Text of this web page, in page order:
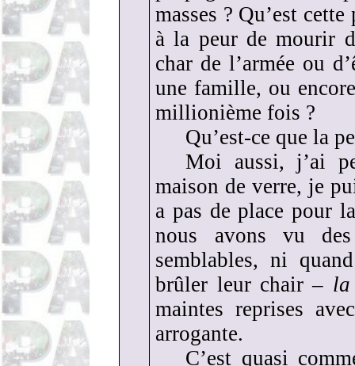
masses ? Qu’est
à la peur de mourir
char de l’armée ou
une famille, ou
millionième fois ?
Qu’est-ce que la
Moi aussi, j’ai
maison de verre, je
a pas de place pour
nous avons vu
semblables, ni
brûler leur chair – la
maintes reprises
arrogante.
C’est quasi